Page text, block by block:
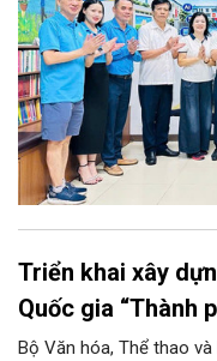
Triển khai xây
Quốc gia “Thành
Bộ Văn hóa, Thể thao